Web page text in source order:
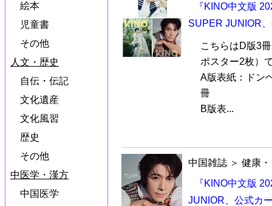
絵本
児童書
その他
人文・歴史
自伝・伝記
文化遺産
文化風習
歴史
その他
中医学・漢方
中国医学
『KINO中文版
SUPER JUNIOR
こちらはD版3
ポスター2枚）
A版表紙：ドン
冊
B版表...
中国雑誌 ＞ 健康
『KINO中文版
JUNIOR、公式カ